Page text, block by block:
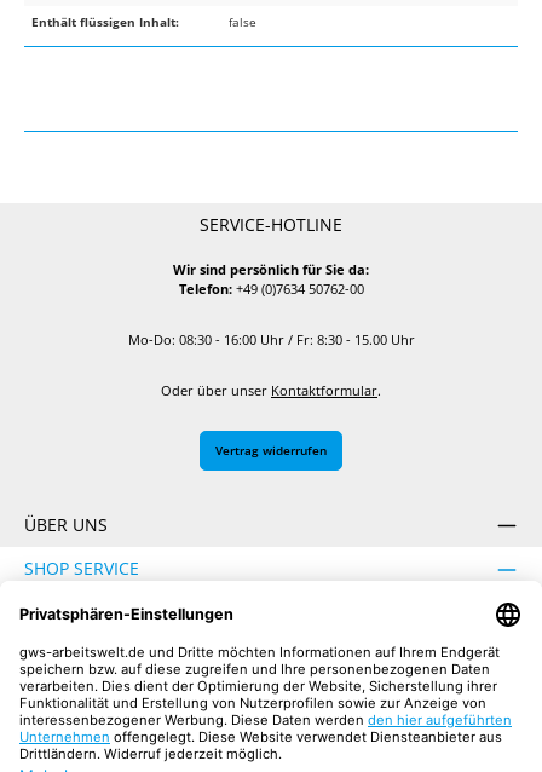
Enthält flüssigen Inhalt:
false
SERVICE-HOTLINE
Wir sind persönlich für Sie da:
Telefon:+49 (0)7634 50762-00
Mo-Do: 08:30 - 16:00 Uhr / Fr: 8:30 - 15.00 Uhr
Oder über unser Kontaktformular.
Vertrag widerrufen
ÜBER UNS
SHOP SERVICE
INFORMATION
SICHER EINKAUFEN
UNSERE COMMUNITIES
FacebookInstagramYouTube